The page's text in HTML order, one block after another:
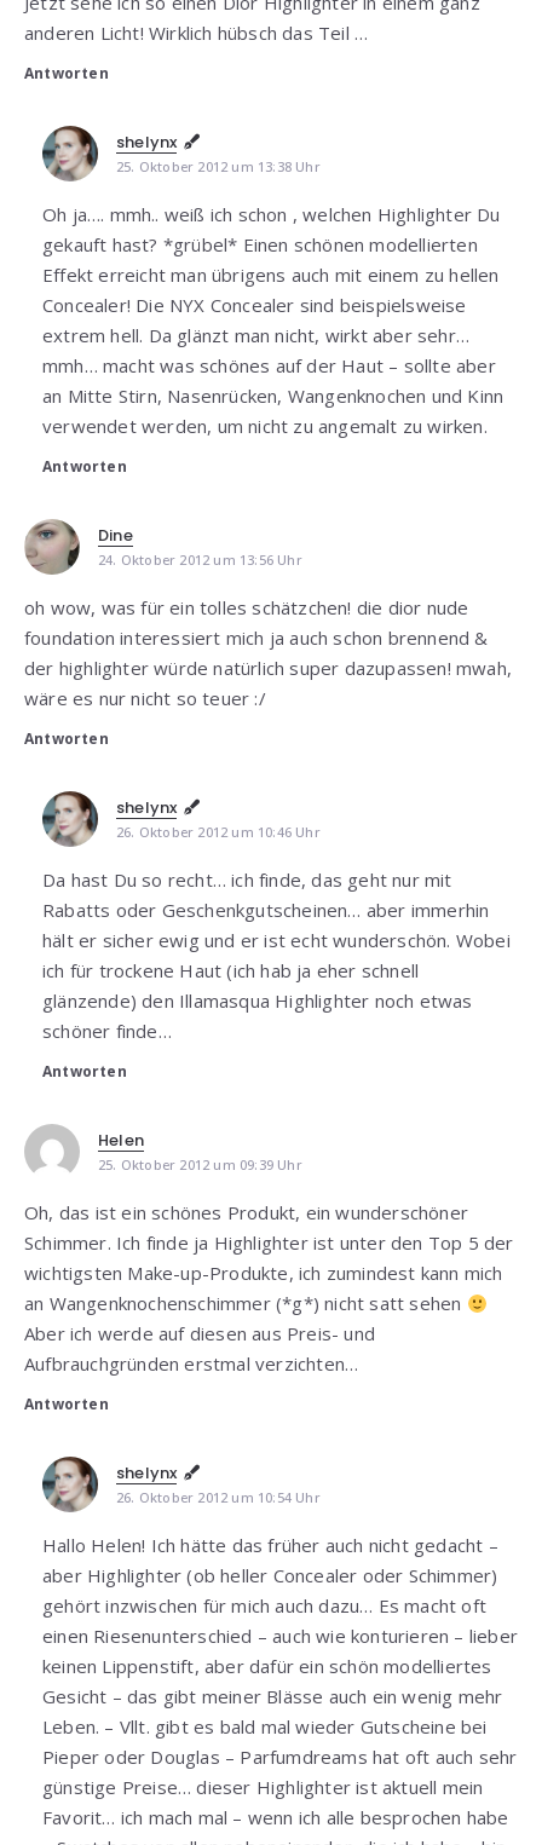
anderen Licht! Wirklich hübsch das Teil …
Antworten
shelynx
25. Oktober 2012 um 13:38 Uhr
Oh ja…. mmh.. weiß ich schon , welchen Highlighter Du
gekauft hast? *grübel* Einen schönen modellierten
Effekt erreicht man übrigens auch mit einem zu hellen
Concealer! Die NYX Concealer sind beispielsweise
extrem hell. Da glänzt man nicht, wirkt aber sehr…
mmh… macht was schönes auf der Haut – sollte aber
an Mitte Stirn, Nasenrücken, Wangenknochen und Kinn
verwendet werden, um nicht zu angemalt zu wirken.
Antworten
Dine
24. Oktober 2012 um 13:56 Uhr
oh wow, was für ein tolles schätzchen! die dior nude
foundation interessiert mich ja auch schon brennend &
der highlighter würde natürlich super dazupassen! mwah,
wäre es nur nicht so teuer :/
Antworten
shelynx
26. Oktober 2012 um 10:46 Uhr
Da hast Du so recht… ich finde, das geht nur mit
Rabatts oder Geschenkgutscheinen… aber immerhin
hält er sicher ewig und er ist echt wunderschön. Wobei
ich für trockene Haut (ich hab ja eher schnell
glänzende) den Illamasqua Highlighter noch etwas
schöner finde…
Antworten
Helen
25. Oktober 2012 um 09:39 Uhr
Oh, das ist ein schönes Produkt, ein wunderschöner
Schimmer. Ich finde ja Highlighter ist unter den Top 5 der
wichtigsten Make-up-Produkte, ich zumindest kann mich
an Wangenknochenschimmer (*g*) nicht satt sehen
Aber ich werde auf diesen aus Preis- und
Aufbrauchgründen erstmal verzichten…
Antworten
shelynx
26. Oktober 2012 um 10:54 Uhr
Hallo Helen! Ich hätte das früher auch nicht gedacht –
aber Highlighter (ob heller Concealer oder Schimmer)
gehört inzwischen für mich auch dazu… Es macht oft
einen Riesenunterschied – auch wie konturieren – lieber
keinen Lippenstift, aber dafür ein schön modelliertes
Gesicht – das gibt meiner Blässe auch ein wenig mehr
Leben. – Vllt. gibt es bald mal wieder Gutscheine bei
Pieper oder Douglas – Parfumdreams hat oft auch sehr
günstige Preise… dieser Highlighter ist aktuell mein
Favorit… ich mach mal – wenn ich alle besprochen habe